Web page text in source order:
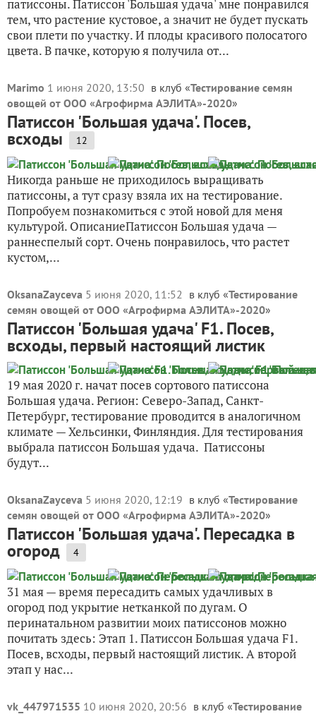
патиссоны. Патиссон 'Большая удача' мне понравился
тем, что растение кустовое, а значит не будет пускать
свои плети по участку. И плоды красивого полосатого
цвета. В пачке, которую я получила от...
Marimo 1 июня 2020, 13:50 в клуб «Тестирование семян
овощей от ООО «Агрофирма АЭЛИТА»-2020»
Патиссон 'Большая удача'. Посев,
всходы 12
Никогда раньше не приходилось выращивать
патиссоны, а тут сразу взяла их на тестирование.
Попробуем познакомиться с этой новой для меня
культурой. ОписаниеПатиссон Большая удача —
раннеспелый сорт. Очень понравилось, что растет
кустом,...
OksanaZayceva 5 июня 2020, 11:52 в клуб «Тестирование
семян овощей от ООО «Агрофирма АЭЛИТА»-2020»
Патиссон 'Большая удача' F1. Посев,
всходы, первый настоящий листик
19 мая 2020 г. начат посев сортового патиссона
Большая удача. Регион: Северо-Запад, Санкт-
Петербург, тестирование проводится в аналогичном
климате — Хельсинки, Финляндия. Для тестирования
выбрала патиссон Большая удача. Патиссоны
будут...
OksanaZayceva 5 июня 2020, 12:19 в клуб «Тестирование
семян овощей от ООО «Агрофирма АЭЛИТА»-2020»
Патиссон 'Большая удача'. Пересадка в
огород 4
31 мая — время пересадить самых удачливых в
огород под укрытие нетканкой по дугам. О
перинатальном развитии моих патиссонов можно
почитать здесь: Этап 1. Патиссон Большая удача F1.
Посев, всходы, первый настоящий листик. А второй
этап у нас...
vk_447971535 10 июня 2020, 20:56 в клуб «Тестирование